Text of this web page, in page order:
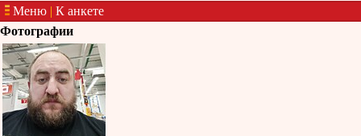
Меню | К анкете
Фотографии